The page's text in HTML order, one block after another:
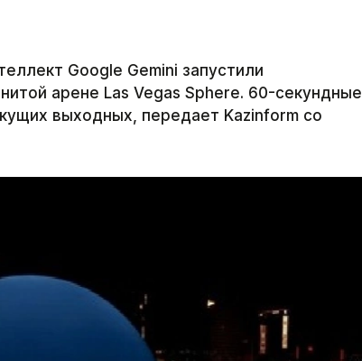
Google Gemini запустили
арене Las Vegas Sphere. 60-секундные
выходных, передает Kazinform со